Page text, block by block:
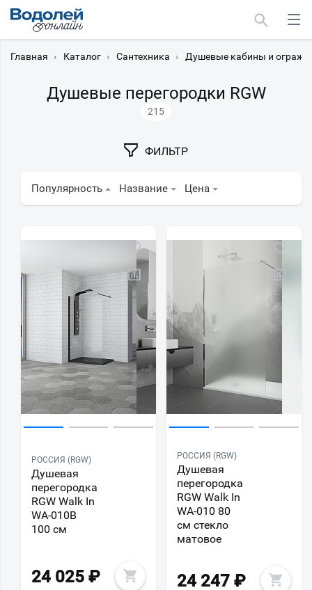
Главная › Каталог › Сантехника › Душевые кабины и
Душевые перегородки RGW
215
ФИЛЬТР
Популярность Название Цена
РОССИЯ (RGW)
Душевая
перегородка
RGW Walk In
WA-010B
100 см
24 025 ₽
РОССИЯ (RGW)
Душевая
перегородка
RGW Walk In
WA-010 80
см стекло
матовое
24 247 ₽